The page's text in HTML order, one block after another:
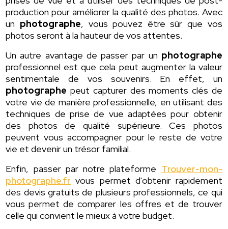
production pour améliorer la qualité des photos. Avec
un photographe, vous pouvez être sûr que vos
photos seront à la hauteur de vos attentes.
Un autre avantage de passer par un photographe
professionnel est que cela peut augmenter la valeur
sentimentale de vos souvenirs. En effet, un
photographe peut capturer des moments clés de
votre vie de manière professionnelle, en utilisant des
techniques de prise de vue adaptées pour obtenir
des photos de qualité supérieure. Ces photos
peuvent vous accompagner pour le reste de votre
vie et devenir un trésor familial.
Enfin, passer par notre plateforme Trouver-mon-
photographe.fr vous permet d'obtenir rapidement
des devis gratuits de plusieurs professionnels, ce qui
vous permet de comparer les offres et de trouver
celle qui convient le mieux à votre budget.